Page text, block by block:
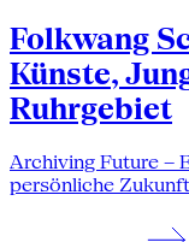
Folkwang
Künste,
Ruhrgebiet
Archiving Future –
persönliche